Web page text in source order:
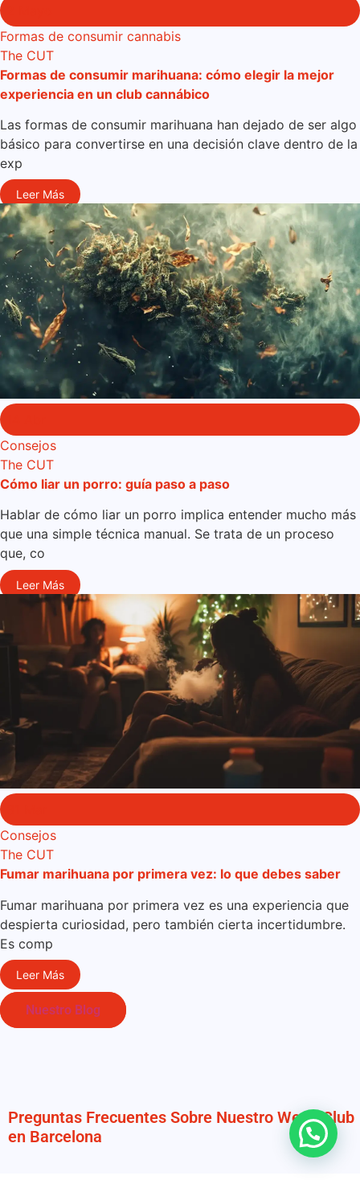
Formas de consumir cannabis
The CUT
Formas de consumir marihuana: cómo elegir la mejor
experiencia en un club cannábico
Las formas de consumir marihuana han dejado de ser algo
básico para convertirse en una decisión clave dentro de la
exp
Leer Más
Consejos
The CUT
Cómo liar un porro: guía paso a paso
Hablar de cómo liar un porro implica entender mucho más
que una simple técnica manual. Se trata de un proceso
que, co
Leer Más
Consejos
The CUT
Fumar marihuana por primera vez: lo que debes saber
Fumar marihuana por primera vez es una experiencia que
despierta curiosidad, pero también cierta incertidumbre.
Es comp
Leer Más
Nuestro Blog
Preguntas Frecuentes Sobre Nuestro Weed Club
en Barcelona